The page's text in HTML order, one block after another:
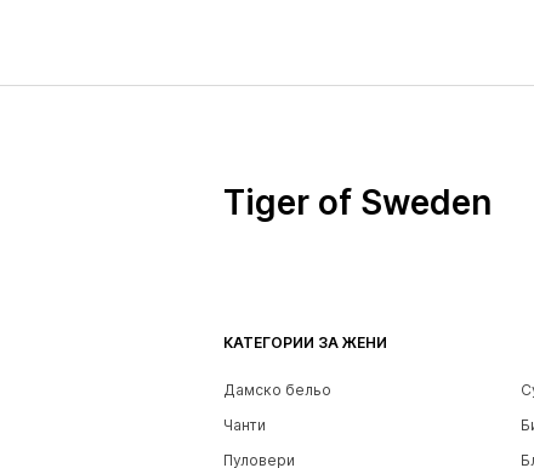
КАТЕГОРИИ ЗА ЖЕНИ
Дамско бельо
Чанти
Пуловери
Tiger of Sweden